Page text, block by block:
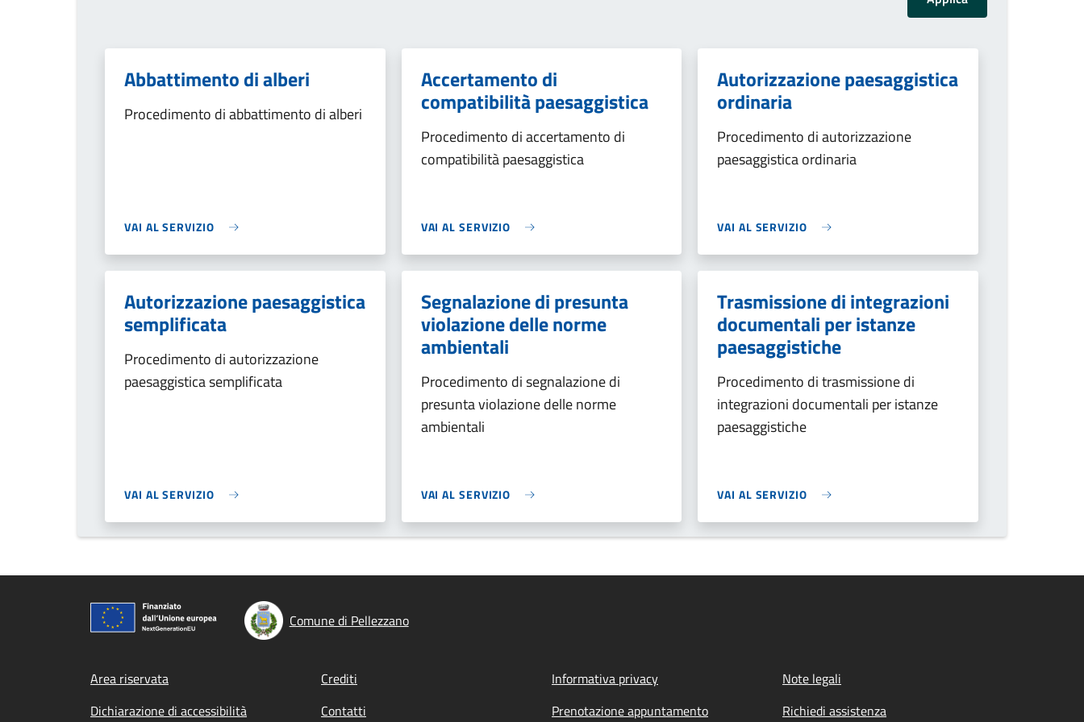
Abbattimento di alberi
Procedimento di abbattimento di alberi
VAI AL SERVIZIO
Accertamento di
compatibilità paesaggistica
Procedimento di accertamento di
compatibilità paesaggistica
VAI AL SERVIZIO
Autorizzazione paesaggistica
ordinaria
Procedimento di autorizzazione
paesaggistica ordinaria
VAI AL SERVIZIO
Autorizzazione paesaggistica
semplificata
Procedimento di autorizzazione
paesaggistica semplificata
VAI AL SERVIZIO
Segnalazione di presunta
violazione delle norme
ambientali
Procedimento di segnalazione di
presunta violazione delle norme
ambientali
VAI AL SERVIZIO
Trasmissione di integrazioni
documentali per istanze
paesaggistiche
Procedimento di trasmissione di
integrazioni documentali per istanze
paesaggistiche
VAI AL SERVIZIO
Comune di Pellezzano
Footer menu
Area riservata Crediti Informativa privacy
Note legali
Dichiarazione di accessibilità
Contatti Prenotazione appuntamento Richiedi assistenza